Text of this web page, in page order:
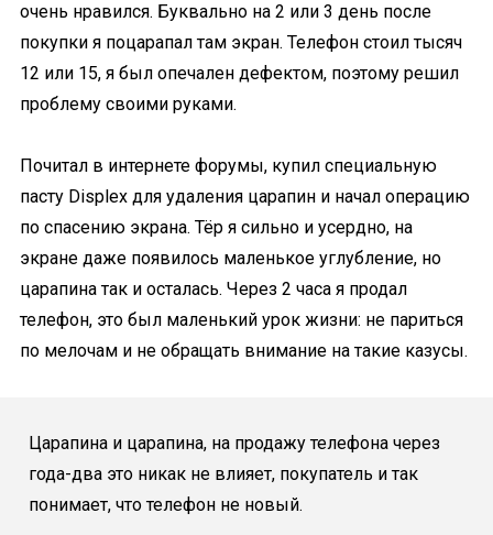
очень нравился. Буквально на 2 или 3 день после
покупки я поцарапал там экран. Телефон стоил тысяч
12 или 15, я был опечален дефектом, поэтому решил
проблему своими руками.
Почитал в интернете форумы, купил специальную
пасту Displex для удаления царапин и начал операцию
по спасению экрана. Тёр я сильно и усердно, на
экране даже появилось маленькое углубление, но
царапина так и осталась. Через 2 часа я продал
телефон, это был маленький урок жизни: не париться
по мелочам и не обращать внимание на такие казусы.
Царапина и царапина, на продажу телефона через
года-два это никак не влияет, покупатель и так
понимает, что телефон не новый.